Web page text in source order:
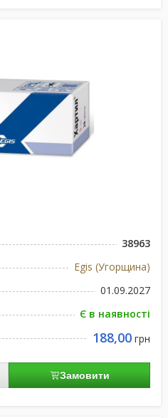
38963
Egis (Угорщина)
01.09.2027
Є в наявності
188,00 грн
Замовити